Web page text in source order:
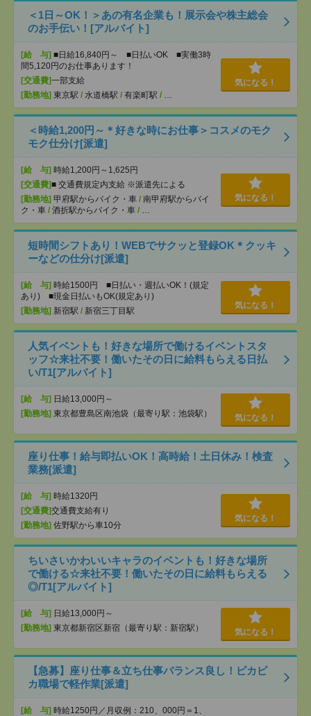
＜1日～OK！＞あの有名企業も！展示会や株主総会
のお手伝い！[アルバイト]
[給 与] ■日給16,840円～ ■日払いOK ■実働3時
間5,120円のお仕事あります！
[交通費]一部支給
[勤務地] 東京駅 / 水道橋駅 / 有楽町駅 / …
気になる！
＜時給1,200円～＊好きな時にお仕事＞コスメのモク
モク仕分け[派遣]
[給 与] 時給1,200円～1,625円
[交通費]■ 交通費規定内支給 ※派遣先による
[勤務地] 甲府駅からバイク・車 / 南甲府駅からバイ
ク・車 / 酒折駅からバイク・車 / …
気になる！
短時間シフトあり！WEBでサクッと登録OK＊クッキ
ーなどの仕分け[派遣]
[給 与] 時給1500円 ■日払い・週払いOK！(規定
あり) ■現金日払いもOK(規定あり)
[勤務地] 新宿駅 / 新宿三丁目駅
気になる！
人気イベントも！好きな場所で働けるイベントスタ
ッフ☆来社不要！働いたその日に給料もらえる日払
い/T1[アルバイト]
[給 与] 日給13,000円～
[勤務地] 東京都豊島区南池袋（最寄り駅：池袋駅） 気になる！
座り仕事！給与即払いOK！高時給！土日休み！検査
業務[派遣]
[給 与] 時給1320円
[交通費]交通費支給有り
[勤務地] 佐野駅から車10分
気になる！
ちいさいかわいいキャラのイベントも！好きな場所
で働ける☆来社不要！働いたその日に給料もらえる
◎/T1[アルバイト]
[給 与] 日給13,000円～
[勤務地] 東京都新宿区新宿（最寄り駅：新宿駅） 気になる！
【急募】座り仕事＆立ち仕事バランス良し！ピカピ
カ職場で軽作業[派遣]
[給 与] 時給1250円／月収例：210、000円＝1、